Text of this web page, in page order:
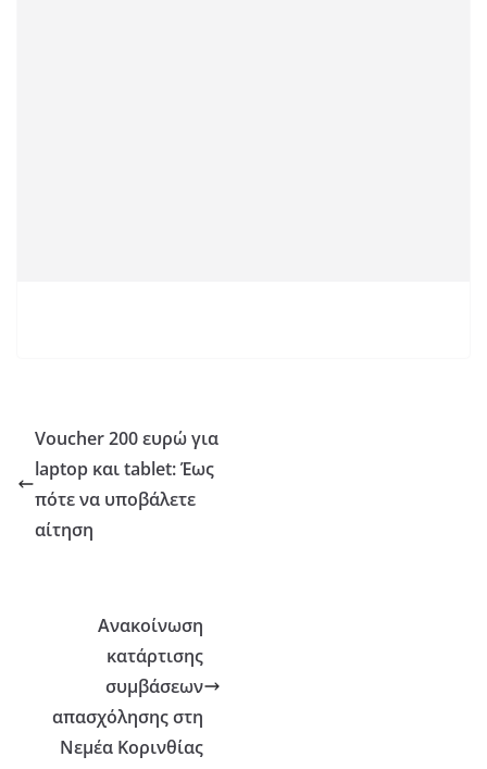
Voucher 200 ευρώ για
laptop και tablet: Έως
πότε να υποβάλετε
αίτηση
Aνακοίνωση
κατάρτισης
συμβάσεων
απασχόλησης στη
Νεμέα Κορινθίας